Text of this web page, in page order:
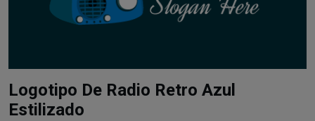
Logotipo De Radio Retro Azul
Estilizado